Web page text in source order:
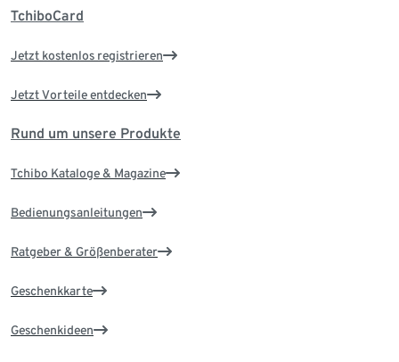
TchiboCard
Jetzt kostenlos registrieren
Jetzt Vorteile entdecken
Rund um unsere Produkte
Tchibo Kataloge & Magazine
Bedienungsanleitungen
Ratgeber & Größenberater
Geschenkkarte
Geschenkideen